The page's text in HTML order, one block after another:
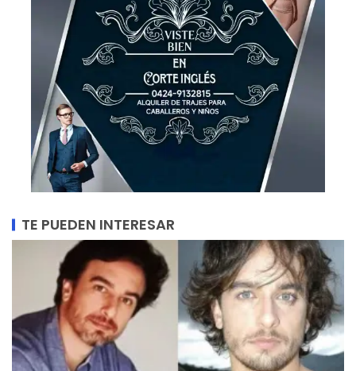
TE PUEDEN INTERESAR